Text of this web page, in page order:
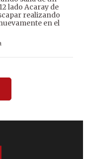
lado Acaray de
realizando
en el